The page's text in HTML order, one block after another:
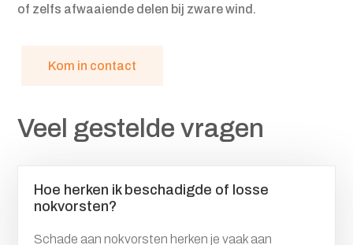
of zelfs afwaaiende delen bij zware wind.
Kom in contact
Veel gestelde vragen
Hoe herken ik beschadigde of losse
nokvorsten?
Schade aan nokvorsten herken je vaak aan